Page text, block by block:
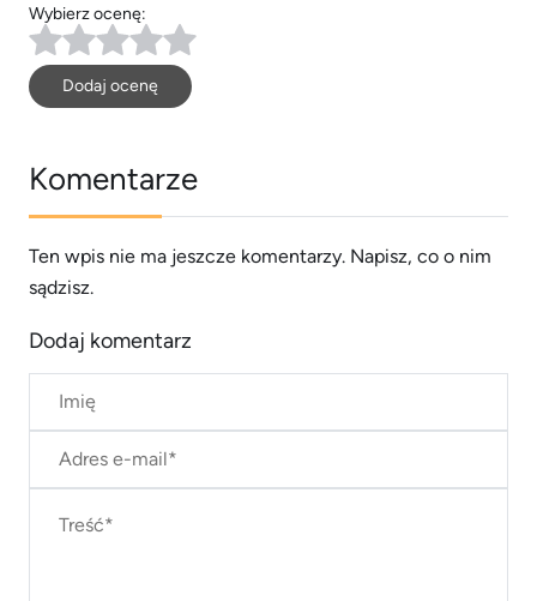
Wybierz ocenę:
Dodaj ocenę
Komentarze
Ten wpis nie ma jeszcze komentarzy. Napisz, co o nim
sądzisz.
Dodaj komentarz